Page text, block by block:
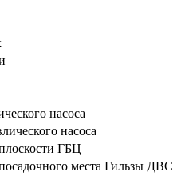
насоса
насоса
ГБЦ
места Гильзы ДВС